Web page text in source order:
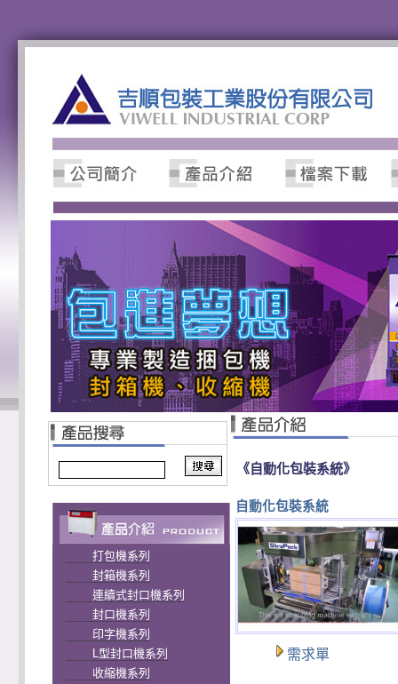
打包機系列
封箱機系列
連續式封口機系列
封口機系列
印字機系列
L型封口機系列
收縮機系列
《自動化包裝系統》
自動化包裝系統
需求單